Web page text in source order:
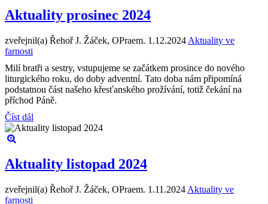
Aktuality prosinec 2024
zveřejnil(a) Řehoř J. Žáček, OPraem. 1.12.2024 Aktuality ve
farnosti
Milí bratři a sestry, vstupujeme se začátkem prosince do nového
liturgického roku, do doby adventní. Tato doba nám připomíná
podstatnou část našeho křesťanského prožívání, totiž čekání na
příchod Páně.
Číst dál
Aktuality listopad 2024
zveřejnil(a) Řehoř J. Žáček, OPraem. 1.11.2024 Aktuality ve
farnosti